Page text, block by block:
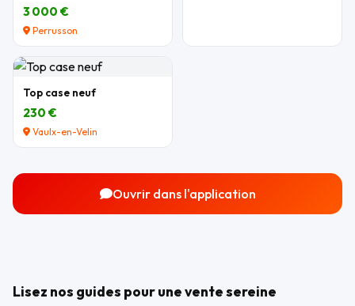
3 000 €
Perrusson
Top case neuf
230 €
Vaulx-en-Velin
Ouvrir dans l'application
Lisez nos guides pour une vente sereine